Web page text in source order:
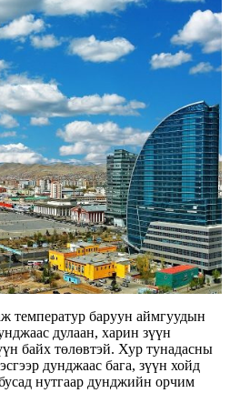
температур баруун аймгуудын
дулаан, харин зүүн
байх төлөвтэй. Хур тунадасны
дунджаас бага, зүүн хойд
нутгаар дунджийн орчим